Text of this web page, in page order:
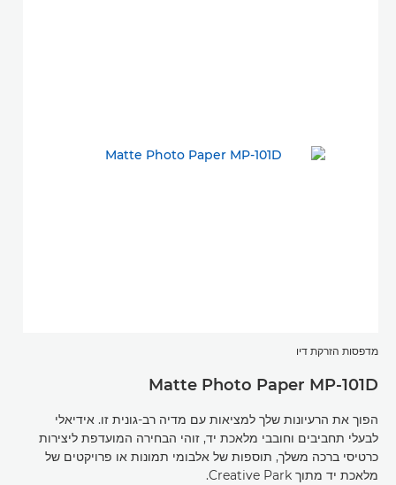
מדפסות הזרקת דיו
Matte Photo Paper MP-101D
הפוך את הרעיונות שלך למציאות עם מדיה רב-גונית זו. אידיאלי
לבעלי תחביבים וחובבי מלאכת יד, זוהי הבחירה המועדפת ליצירות
כרטיסי ברכה משלך, תוספות של אלבומי תמונות או פרויקטים של
מלאכת יד מתוך Creative Park.